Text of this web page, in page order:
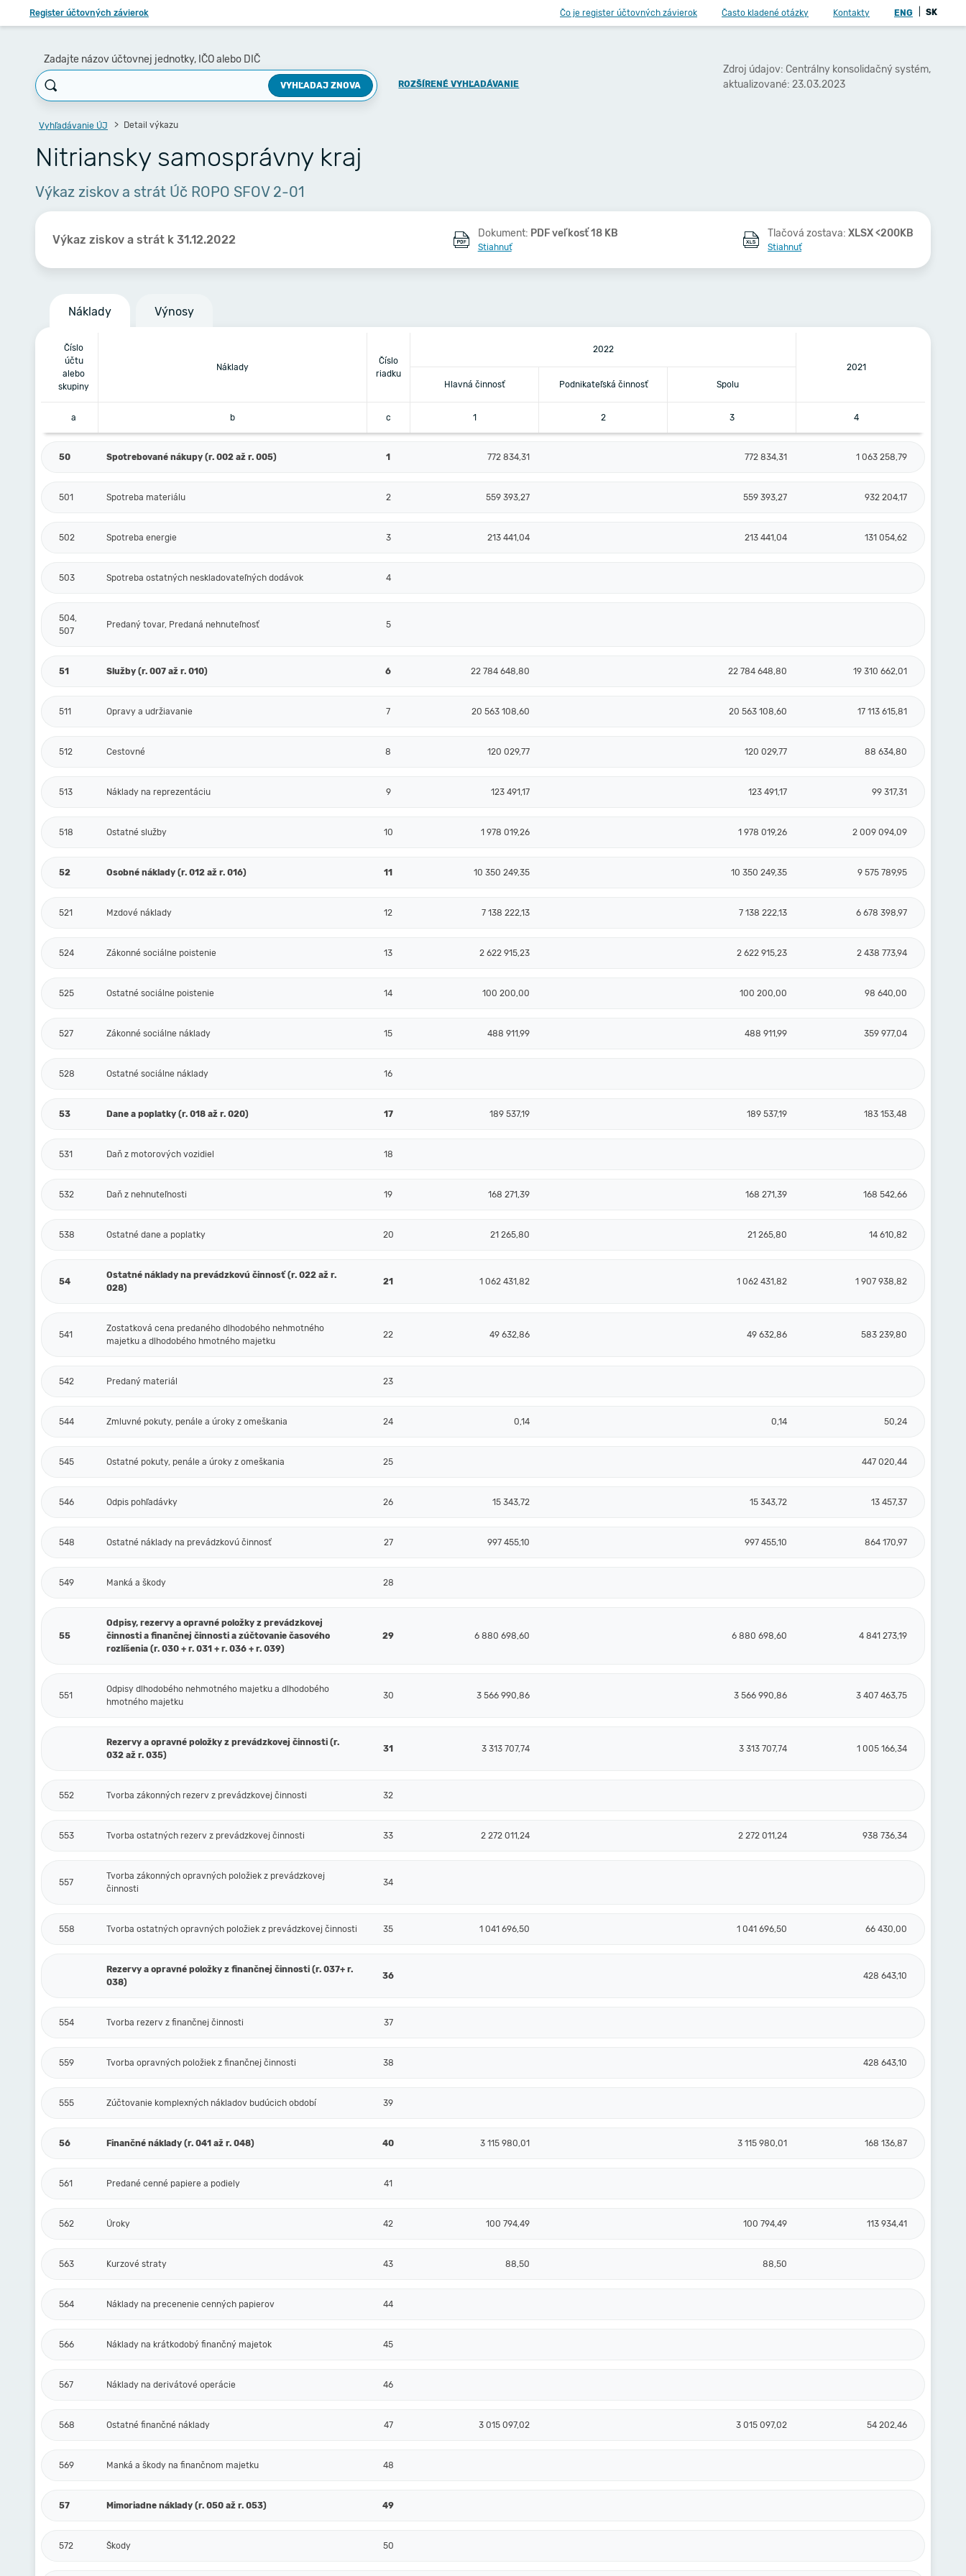
Register účtovných závierok Čo je register účtovných závierok Často kladené otázky Kontakty ENG SK
Zadajte názov účtovnej jednotky, IČO alebo DIČ
VYHĽADAJ ZNOVA ROZŠÍRENÉ VYHĽADÁVANIE
Zdroj údajov: Centrálny konsolidačný systém,
aktualizované: 23.03.2023
Vyhľadávanie ÚJ Detail výkazu
Nitriansky samosprávny kraj
Výkaz ziskov a strát Úč ROPO SFOV 2-01
Výkaz ziskov a strát k 31.12.2022 Dokument: PDF veľkosť 18 KB
Stiahnuť
Tlačová zostava: XLSX <200KB
Stiahnuť
Náklady Výnosy
Číslo
účtu
alebo
skupiny
Náklady
Číslo
riadku
2022
2021
Hlavná činnosť
Podnikateľská činnosť Spolu
a b c 1 2 3 4
50 Spotrebované nákupy (r. 002 až r. 005) 1 772 834,31 772 834,31 1 063 258,79
501 Spotreba materiálu 2 559 393,27 559 393,27 932 204,17
502 Spotreba energie 3 213 441,04 213 441,04 131 054,62
503 Spotreba ostatných neskladovateľných dodávok 4
504,
507
Predaný tovar, Predaná nehnuteľnosť 5
51 Služby (r. 007 až r. 010) 6 22 784 648,80 22 784 648,80 19 310 662,01
511 Opravy a udržiavanie 7 20 563 108,60 20 563 108,60 17 113 615,81
512 Cestovné 8 120 029,77 120 029,77 88 634,80
513 Náklady na reprezentáciu 9 123 491,17 123 491,17 99 317,31
518 Ostatné služby 10 1 978 019,26 1 978 019,26 2 009 094,09
52 Osobné náklady (r. 012 až r. 016) 11 10 350 249,35 10 350 249,35 9 575 789,95
521 Mzdové náklady 12 7 138 222,13 7 138 222,13 6 678 398,97
524 Zákonné sociálne poistenie 13 2 622 915,23 2 622 915,23 2 438 773,94
525 Ostatné sociálne poistenie 14 100 200,00 100 200,00 98 640,00
527 Zákonné sociálne náklady 15 488 911,99 488 911,99 359 977,04
528 Ostatné sociálne náklady 16
53 Dane a poplatky (r. 018 až r. 020) 17 189 537,19 189 537,19 183 153,48
531 Daň z motorových vozidiel 18
532 Daň z nehnuteľnosti 19 168 271,39 168 271,39 168 542,66
538 Ostatné dane a poplatky 20 21 265,80 21 265,80 14 610,82
54
Ostatné náklady na prevádzkovú činnosť (r. 022 až r.
028)
21 1 062 431,82 1 062 431,82 1 907 938,82
541
Zostatková cena predaného dlhodobého nehmotného
majetku a dlhodobého hmotného majetku
22 49 632,86 49 632,86 583 239,80
542 Predaný materiál 23
544 Zmluvné pokuty, penále a úroky z omeškania 24 0,14 0,14 50,24
545 Ostatné pokuty, penále a úroky z omeškania 25 447 020,44
546 Odpis pohľadávky 26 15 343,72 15 343,72 13 457,37
548 Ostatné náklady na prevádzkovú činnosť 27 997 455,10 997 455,10 864 170,97
549 Manká a škody 28
55
Odpisy, rezervy a opravné položky z prevádzkovej
činnosti a finančnej činnosti a zúčtovanie časového
rozlíšenia (r. 030 + r. 031 + r. 036 + r. 039)
29 6 880 698,60 6 880 698,60 4 841 273,19
551
Odpisy dlhodobého nehmotného majetku a dlhodobého
hmotného majetku
30 3 566 990,86 3 566 990,86 3 407 463,75
Rezervy a opravné položky z prevádzkovej činnosti (r.
032 až r. 035)
31 3 313 707,74 3 313 707,74 1 005 166,34
552 Tvorba zákonných rezerv z prevádzkovej činnosti 32
553 Tvorba ostatných rezerv z prevádzkovej činnosti 33 2 272 011,24 2 272 011,24 938 736,34
557
Tvorba zákonných opravných položiek z prevádzkovej
činnosti
34
558 Tvorba ostatných opravných položiek z prevádzkovej činnosti 35 1 041 696,50 1 041 696,50 66 430,00
Rezervy a opravné položky z finančnej činnosti (r. 037+ r.
038)
36 428 643,10
554 Tvorba rezerv z finančnej činnosti 37
559 Tvorba opravných položiek z finančnej činnosti 38 428 643,10
555 Zúčtovanie komplexných nákladov budúcich období 39
56 Finančné náklady (r. 041 až r. 048) 40 3 115 980,01 3 115 980,01 168 136,87
561 Predané cenné papiere a podiely 41
562 Úroky 42 100 794,49 100 794,49 113 934,41
563 Kurzové straty 43 88,50 88,50
564 Náklady na precenenie cenných papierov 44
566 Náklady na krátkodobý finančný majetok 45
567 Náklady na derivátové operácie 46
568 Ostatné finančné náklady 47 3 015 097,02 3 015 097,02 54 202,46
569 Manká a škody na finančnom majetku 48
57 Mimoriadne náklady (r. 050 až r. 053) 49
572 Škody 50